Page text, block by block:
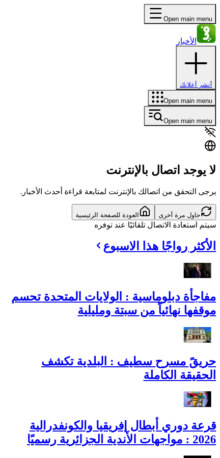
Open main menu
الأخبار
أنشر أعلانك
Open main menu
Open main menu
لا يوجد اتصال بالإنترنت
يرجى التحقق من اتصالك بالإنترنت لمتابعة قراءة أحدث الأخبار.
حاول مرة أخرى العودة للصفحة الرئيسية
سيتم استعادة الاتصال تلقائيًا عند توفره
الأكثر رواجًا هذا الاسبوع
مفاجأة دبلوماسية : الولايات المتحدة تحسم
موقفها نهائياً من سبتة ومليلية
حريقً مسرح سطيف : البلدية تكشف
الحقيقة الكاملة
قرعة دوري أبطال إفريقيا والكونفدرالية
2026 : مواجهات الأندية الجزائرية رسميًا